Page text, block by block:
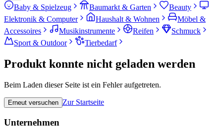
Baby & Spielzeug Baumarkt & Garten
Beauty
Elektronik & Computer
Haushalt & Wohnen
Möbel &
Accessoires
Musikinstrumente Reifen
Schmuck
Sport & Outdoor
Tierbedarf
Produkt konnte nicht geladen werden
Beim Laden dieser Seite ist ein Fehler aufgetreten.
Erneut versuchen Zur Startseite
Unternehmen